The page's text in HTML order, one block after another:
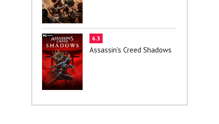
6.3
Assassin's Creed Shadows